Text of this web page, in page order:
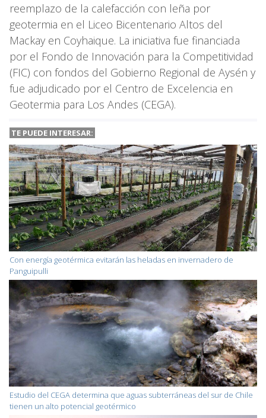
reemplazo de la calefacción con leña por
geotermia en el Liceo Bicentenario Altos del
Mackay en Coyhaique. La iniciativa fue financiada
por el Fondo de Innovación para la Competitividad
(FIC) con fondos del Gobierno Regional de Aysén y
fue adjudicado por el Centro de Excelencia en
Geotermia para Los Andes (CEGA).
TE PUEDE INTERESAR:
Con energía geotérmica evitarán las heladas en invernadero de
Panguipulli
Estudio del CEGA determina que aguas subterráneas del sur de Chile
tienen un alto potencial geotérmico